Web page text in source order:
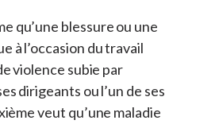
qu’une blessure ou une
à l’occasion du travail
violence subie par
dirigeants ou l’un de ses
veut qu’une maladie